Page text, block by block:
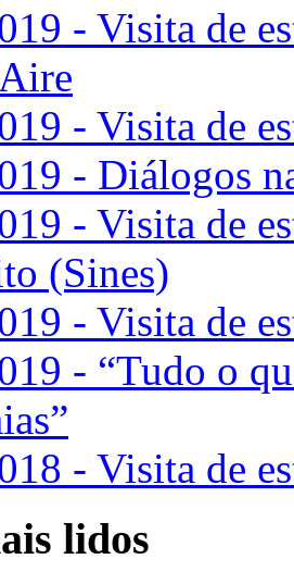
- Visita de
- Visita de
- Diálogos
- Visita de
(Sines)
- Visita de
- “Tudo o
- Visita de
lidos